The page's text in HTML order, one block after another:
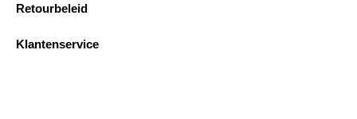
Retourbeleid
Klantenservice